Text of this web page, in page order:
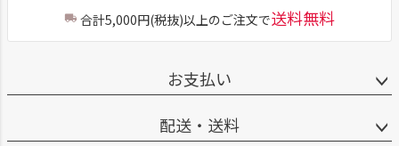
合計5,000円(税抜)以上のご注文で送料無料
お支払い
配送・送料